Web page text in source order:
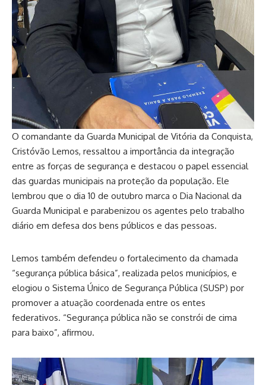
O comandante da Guarda Municipal de Vitória da Conquista,
Cristóvão Lemos, ressaltou a importância da integração
entre as forças de segurança e destacou o papel essencial
das guardas municipais na proteção da população. Ele
lembrou que o dia 10 de outubro marca o Dia Nacional da
Guarda Municipal e parabenizou os agentes pelo trabalho
diário em defesa dos bens públicos e das pessoas.
Lemos também defendeu o fortalecimento da chamada
“segurança pública básica”, realizada pelos municípios, e
elogiou o Sistema Único de Segurança Pública (SUSP) por
promover a atuação coordenada entre os entes
federativos. “Segurança pública não se constrói de cima
para baixo”, afirmou.